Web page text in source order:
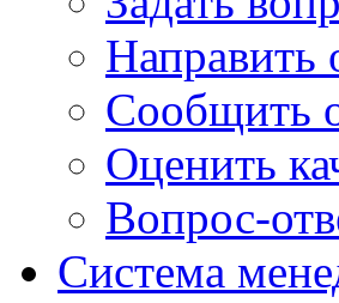
Направить
Сообщить
Оценить
Вопрос-
Система